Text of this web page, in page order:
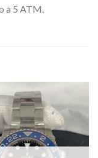
a 5 ATM.